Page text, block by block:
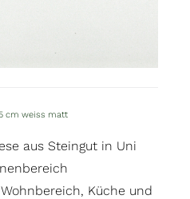
cm weiss matt
aus Steingut in Uni
Küche und